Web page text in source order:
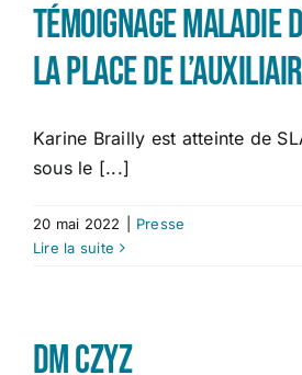
Témoignage maladie
la place de
Karine Brailly est atteinte de
sous le [...]
20 mai 2022
Presse
Lire la suite
DM Czyz